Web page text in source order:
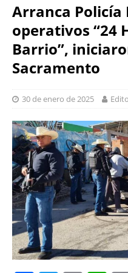
Arranca Policía
operativos “24
Barrio”,
Sacramento
30 de enero de 2025